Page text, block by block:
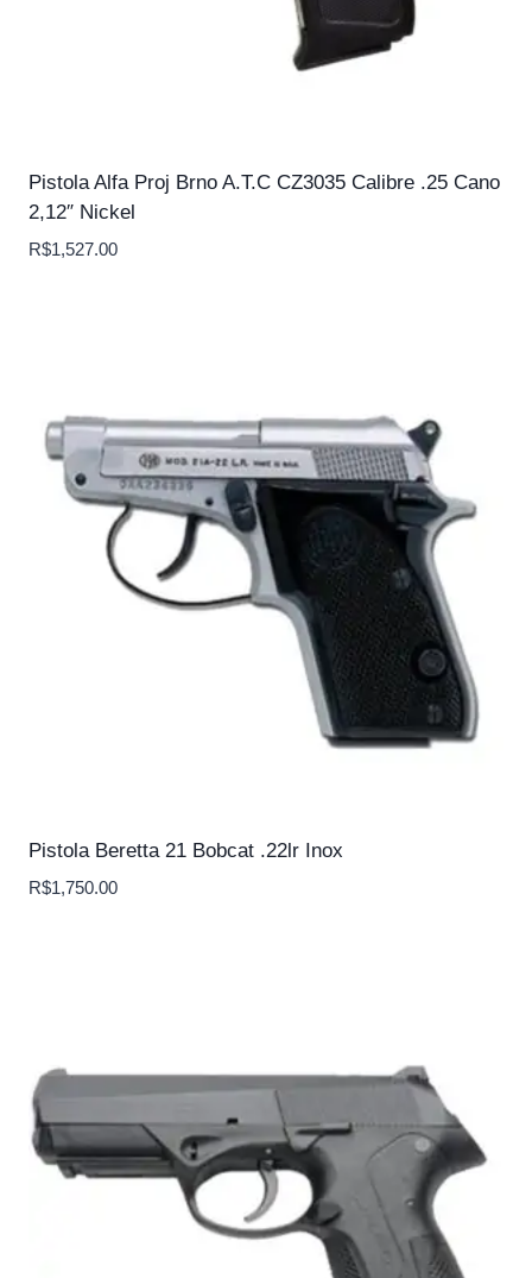
Pistola Alfa Proj Brno A.T.C CZ3035 Calibre .25 Cano
2,12″ Nickel
R$1,527.00
Pistola Beretta 21 Bobcat .22lr Inox
R$1,750.00